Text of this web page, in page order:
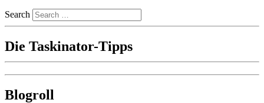
Search
Die Taskinator-Tipps
Blogroll